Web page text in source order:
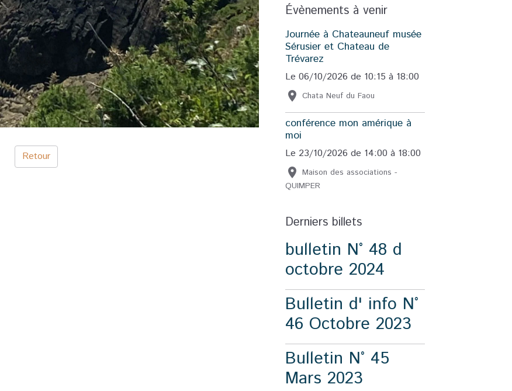
Retour
Évènements à venir
Journée à Chateauneuf musée
Sérusier et Chateau de
Trévarez
Le 06/10/2026 de 10:15 à 18:00
Chata Neuf du Faou
conférence mon amérique à
moi
Le 23/10/2026 de 14:00 à 18:00
Maison des associations -
QUIMPER
Derniers billets
bulletin N° 48 d
octobre 2024
Bulletin d' info N°
46 Octobre 2023
Bulletin N° 45
Mars 2023